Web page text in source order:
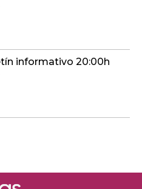
informativo 20:00h